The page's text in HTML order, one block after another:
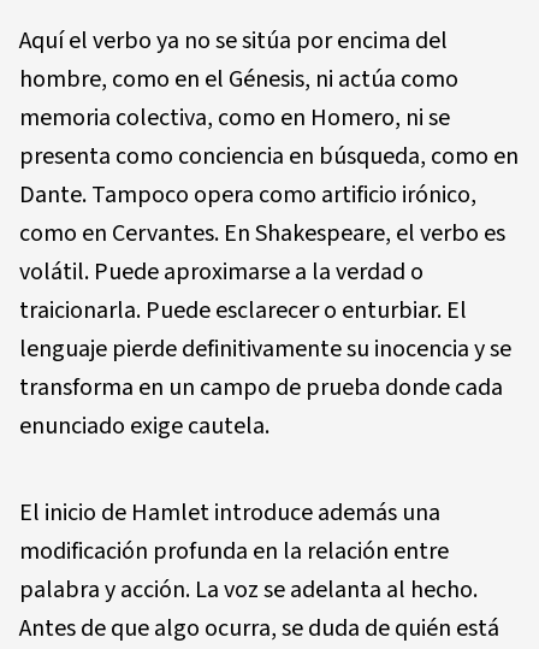
Aquí el verbo ya no se sitúa por encima del
hombre, como en el Génesis, ni actúa como
memoria colectiva, como en Homero, ni se
presenta como conciencia en búsqueda, como en
Dante. Tampoco opera como artificio irónico,
como en Cervantes. En Shakespeare, el verbo es
volátil. Puede aproximarse a la verdad o
traicionarla. Puede esclarecer o enturbiar. El
lenguaje pierde definitivamente su inocencia y se
transforma en un campo de prueba donde cada
enunciado exige cautela.
El inicio de Hamlet introduce además una
modificación profunda en la relación entre
palabra y acción. La voz se adelanta al hecho.
Antes de que algo ocurra, se duda de quién está